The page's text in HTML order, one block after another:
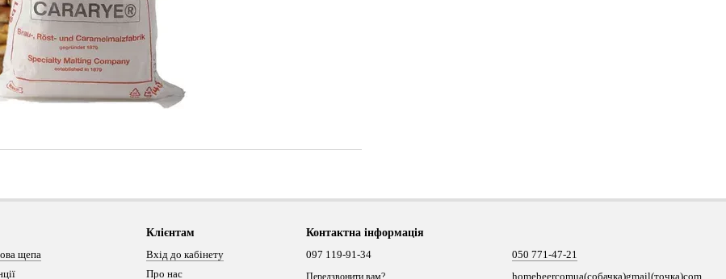
щепа
Клієнтам
Вхід до кабінету
Про нас
Контактна інформація
097 119-91-34
Передзвонити вам?
050 771-47-21
homebeercomua(собачка)gmail(точка)com